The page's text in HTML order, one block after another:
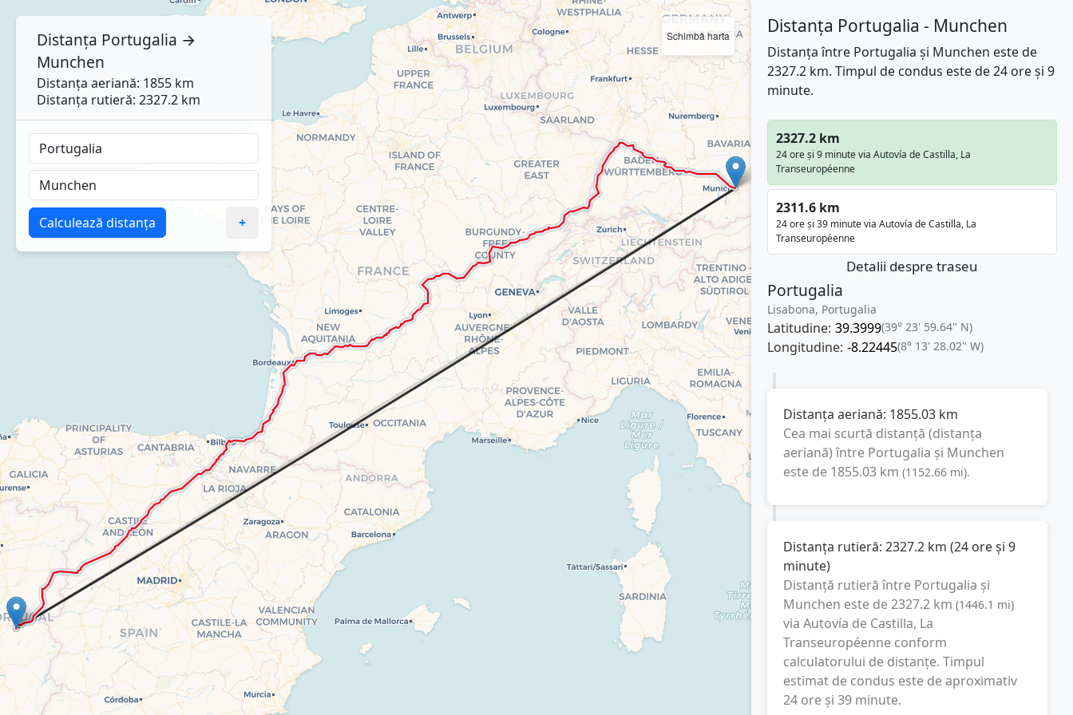
Schimbă harta Distanța Portugalia - Munchen
Distanța între Portugalia și Munchen este de
2327.2 km. Timpul de condus este de 24 ore și 9
minute.
2327.2 km
24 ore și 9 minute via Autovía de Castilla, La
Transeuropéenne
2311.6 km
24 ore și 39 minute via Autovía de Castilla, La
Transeuropéenne
Detalii despre traseu
Portugalia
Lisabona, Portugalia
Latitudine: 39.3999(39° 23' 59.64" N)
Longitudine: -8.22445(8° 13' 28.02" W)
Distanța aeriană: 1855.03 km
Cea mai scurtă distanță (distanța
aeriană) între Portugalia și Munchen
este de 1855.03 km (1152.66 mi).
Distanța rutieră: 2327.2 km (24 ore și 9
minute)
Distanță rutieră între Portugalia și
Munchen este de2327.2 km (1446.1 mi)
via Autovía de Castilla, La
Transeuropéenneconform
calculatorului de distanțe. Timpul
estimat de condus este de aproximativ
24 ore și 39 minute.
Distanța Portugalia →
Munchen
Distanța aeriană: 1855 km
Distanța rutieră: 2327.2 km
Calculează distanța +